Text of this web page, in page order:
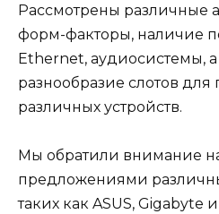
Рассмотрены различные
форм-факторы, наличие
Ethernet, аудиосистемы,
разнообразие слотов
различных устройств.
Мы обратили внимание
предложениями
таких как ASUS, Gigabyte